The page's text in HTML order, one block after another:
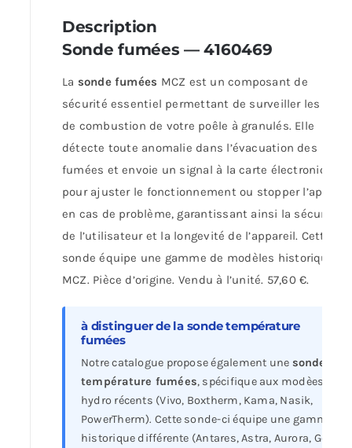
Description
Sonde fumées — 4160469
La sonde fumées MCZ est un composant de
sécurité essentiel permettant de surveiller les gaz
de combustion de votre poêle à granulés. Elle
détecte toute anomalie dans l’évacuation des
fumées et envoie un signal à la carte électronique
pour ajuster le fonctionnement ou stopper
en cas de problème, garantissant ainsi la sécurité
de l’utilisateur et la longevité de l’appareil. Cette
sonde équipe une gamme de modèles historiques
MCZ. Pièce d’origine. Vendu à l’unité. 57,60 €.
à distinguer de la sonde température
fumées
Notre catalogue propose également une sonde
température fumées, spécifique aux modèes
hydro récents (Vivo, Boxtherm, Kama, Nasik,
PowerTherm). Cette sonde-ci équipe une gamme
historique différente (Antares, Astra, Aurora, Gea,